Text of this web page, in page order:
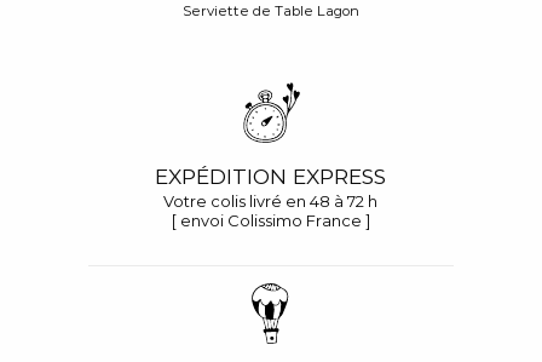
Serviette de Table Lagon
EXPÉDITION EXPRESS
Votre colis livré en 48 à 72 h
[ envoi Colissimo France ]